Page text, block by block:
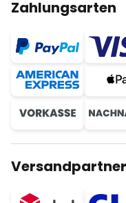
Zahlungsarten
Versandpartner